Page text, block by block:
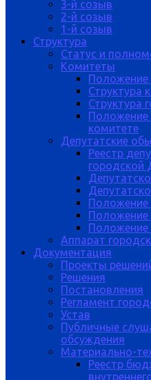
3-й созыв
2-й созыв
1-й созыв
Структура
Статус и
Комитеты
Положение
Структура
Структура
Положение
комитете
Депутатские
Реестр
городской
Положение
Положение
Аппарат
Документация
Проекты
Решения
Постановления
Регламент
Устав
Публичные
обсуждения
Материально-
Реестр